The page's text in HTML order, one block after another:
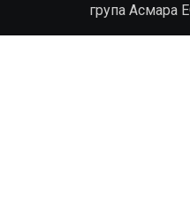
група Асмара